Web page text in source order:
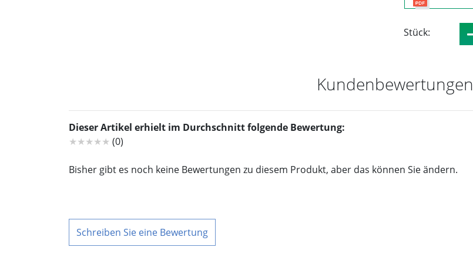
Stück:
Kundenbewertungen
Dieser Artikel erhielt im Durchschnitt folgende Bewertung:
★★★★★ (0)
Bisher gibt es noch keine Bewertungen zu diesem Produkt, aber das können Sie ändern.
Schreiben Sie eine Bewertung